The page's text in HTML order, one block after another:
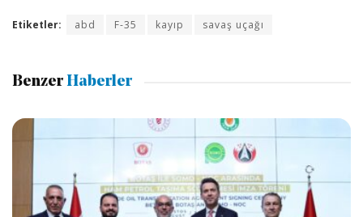
Etiketler: abd F-35 kayıp savaş uçağı
Benzer Haberler